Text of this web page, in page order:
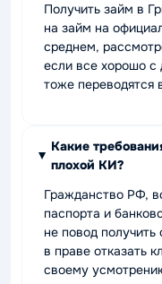
Получить займ в
на займ на
среднем,
если все хорошо с
тоже переводятся
Какие
плохой КИ?
Гражданство РФ,
паспорта и
не повод
в праве отказать
своему